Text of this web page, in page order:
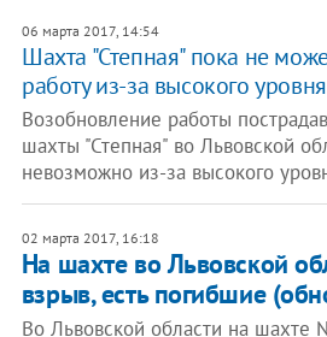
06 марта 2017, 14:54
Шахта "Степная" пока не
работу из-за высокого
Возобновление работы
шахты "Степная" во Львовской
невозможно из-за высокого
02 марта 2017, 16:18
На шахте во Львовской
взрыв, есть погибшие
Во Львовской области на шахте